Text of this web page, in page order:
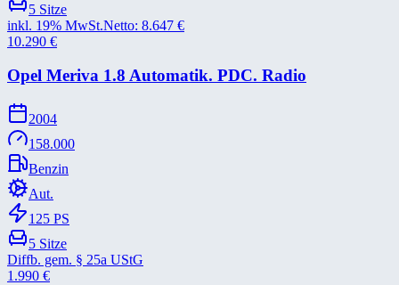
5 Sitze
inkl. 19% MwSt.Netto: 8.647 €
10.290 €
Opel Meriva 1.8 Automatik. PDC. Radio
2004
158.000
Benzin
Aut.
125 PS
5 Sitze
Diffb. gem. § 25a UStG
1.990 €